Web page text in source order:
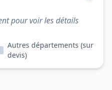
pour voir les détails
Autres départements (sur
devis)